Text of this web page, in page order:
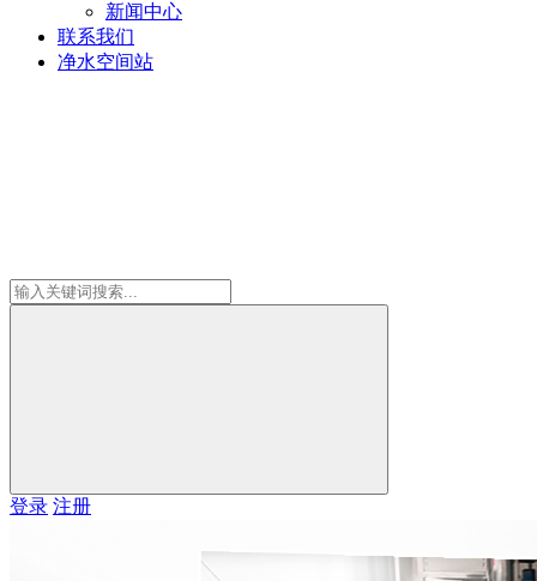
新闻中心
联系我们
净水空间站
登录 注册